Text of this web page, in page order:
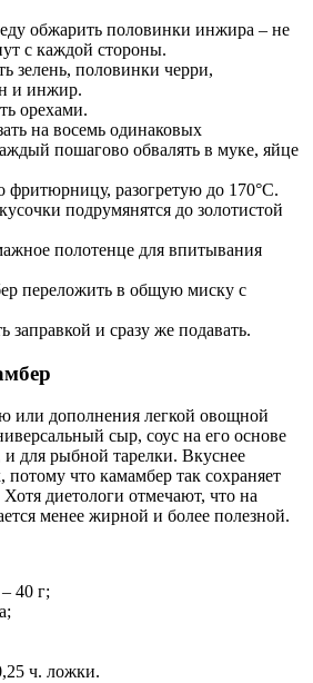
обжарить половинки инжира – не
с каждой стороны.
зелень, половинки черри,
и инжир.
орехами.
на восемь одинаковых
пошагово обвалять в муке, яйце
разогретую до 170°С.
подрумянятся до золотистой
полотенце для впитывания
переложить в общую миску с
заправкой и сразу же подавать.
или дополнения легкой овощной
сыр, соус на его основе
и для рыбной тарелки. Вкуснее
потому что камамбер так сохраняет
диетологи отмечают, что на
менее жирной и более полезной.
40 г;
ч. ложки.